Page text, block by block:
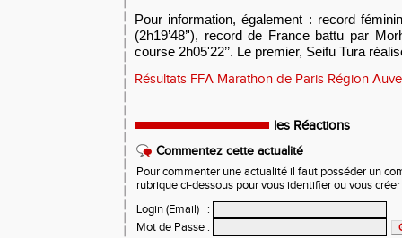
Pour information, également : record
(2h19’48’'), record de France battu par
course 2h05'22’’. Le premier, Seifu Tura réa
Résultats FFA Marathon de Paris Région
les Réactions
Commentez cette actualité
Pour commenter une actualité il faut posséder un
rubrique ci-dessous pour vous identifier ou vous
Login (Email)
:
Mot de Passe :